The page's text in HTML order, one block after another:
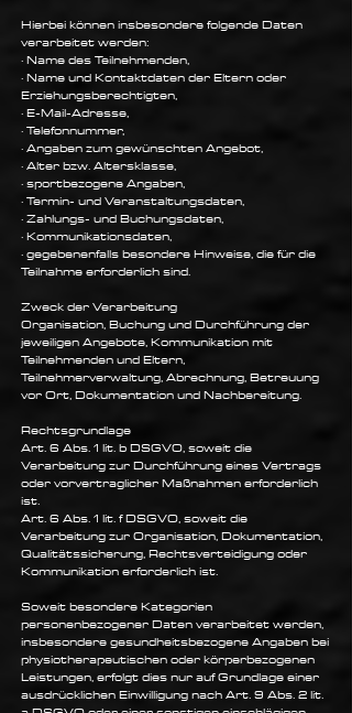
Hierbei können insbesondere folgende Daten
verarbeitet werden:
· Name des Teilnehmenden,
· Name und Kontaktdaten der Eltern oder
Erziehungsberechtigten,
· E-Mail-Adresse,
· Telefonnummer,
· Angaben zum gewünschten Angebot,
· Alter bzw. Altersklasse,
· sportbezogene Angaben,
· Termin- und Veranstaltungsdaten,
· Zahlungs- und Buchungsdaten,
· Kommunikationsdaten,
· gegebenenfalls besondere Hinweise, die für die
Teilnahme erforderlich sind.
Zweck der Verarbeitung
Organisation, Buchung und Durchführung der
jeweiligen Angebote, Kommunikation mit
Teilnehmenden und Eltern,
Teilnehmerverwaltung, Abrechnung, Betreuung
vor Ort, Dokumentation und Nachbereitung.
Rechtsgrundlage
Art. 6 Abs. 1 lit. b DSGVO, soweit die
Verarbeitung zur Durchführung eines Vertrags
oder vorvertraglicher Maßnahmen erforderlich
ist.
Art. 6 Abs. 1 lit. f DSGVO, soweit die
Verarbeitung zur Organisation, Dokumentation,
Qualitätssicherung, Rechtsverteidigung oder
Kommunikation erforderlich ist.
Soweit besondere Kategorien
personenbezogener Daten verarbeitet werden,
insbesondere gesundheitsbezogene Angaben bei
physiotherapeutischen oder körperbezogenen
Leistungen, erfolgt dies nur auf Grundlage einer
ausdrücklichen Einwilligung nach Art. 9 Abs. 2 lit.